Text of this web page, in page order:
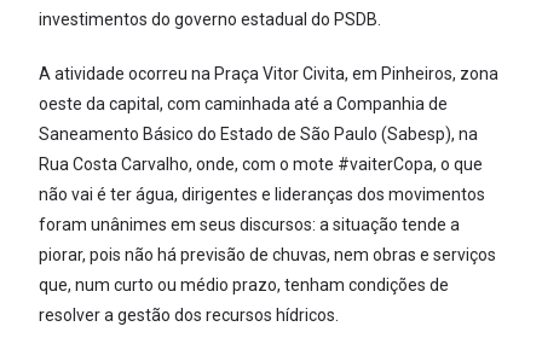
investimentos do governo estadual do PSDB.
A atividade ocorreu na Praça Vitor Civita, em Pinheiros, zona
oeste da capital, com caminhada até a Companhia de
Saneamento Básico do Estado de São Paulo (Sabesp), na
Rua Costa Carvalho, onde, com o mote #vaiterCopa, o que
não vai é ter água, dirigentes e lideranças dos movimentos
foram unânimes em seus discursos: a situação tende a
piorar, pois não há previsão de chuvas, nem obras e serviços
que, num curto ou médio prazo, tenham condições de
resolver a gestão dos recursos hídricos.